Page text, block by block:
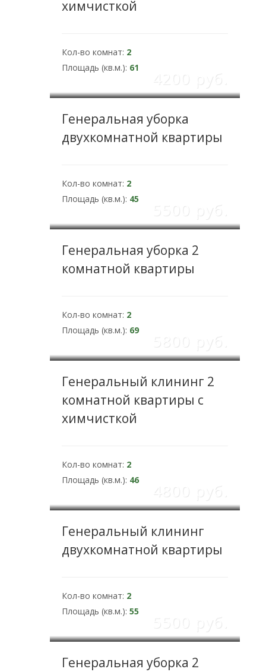
химчисткой
Кол-во комнат: 2
Площадь (кв.м.): 61
4200 pуб.
Генеральная уборка
двухкомнатной квартиры
Кол-во комнат: 2
Площадь (кв.м.): 45
Генеральная уборка 2
комнатной квартиры
Кол-во комнат: 2
Площадь (кв.м.): 69
Генеральный клининг 2
комнатной квартиры с
химчисткой
Кол-во комнат: 2
Площадь (кв.м.): 46
4800 pуб.
Генеральный клининг
двухкомнатной квартиры
Кол-во комнат: 2
Площадь (кв.м.): 55
Генеральная уборка 2